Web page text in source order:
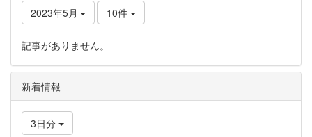
2023年5月 10件
記事がありません。
新着情報
3日分